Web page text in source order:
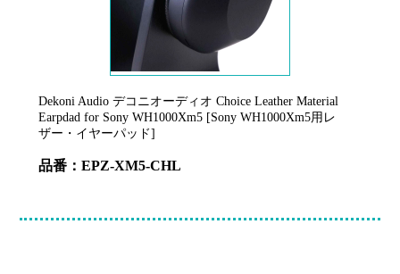
Dekoni Audio デコニオーディオ Choice Leather Material
Earpdad for Sony WH1000Xm5 [Sony WH1000Xm5用レ
ザー・イヤーパッド]
品番：EPZ-XM5-CHL